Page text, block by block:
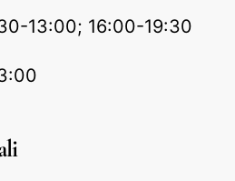
13:00; 16:00-19:30